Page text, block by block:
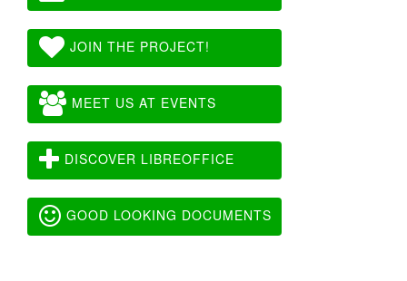
JOIN THE PROJECT!
MEET US AT EVENTS
DISCOVER LIBREOFFICE
GOOD LOOKING DOCUMENTS